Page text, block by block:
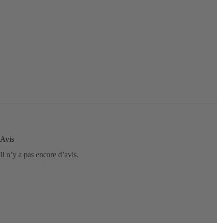
Avis
Il n’y a pas encore d’avis.